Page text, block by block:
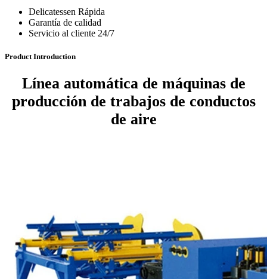
Delicatessen Rápida
Garantía de calidad
Servicio al cliente 24/7
Product Introduction
Línea automática de máquinas de
producción de trabajos de conductos
de aire